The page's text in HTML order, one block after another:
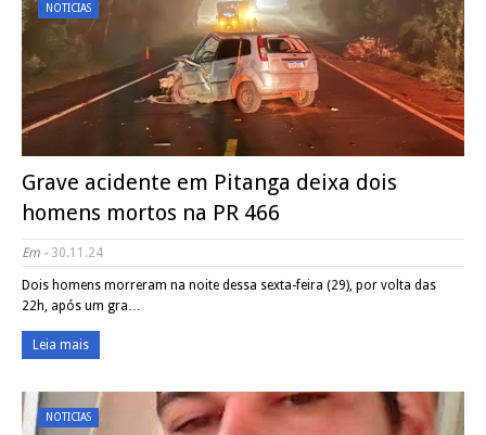
NOTICIAS
Grave acidente em Pitanga deixa dois
homens mortos na PR 466
Em - 30.11.24
Dois homens morreram na noite dessa sexta-feira (29), por volta das
22h, após um gra…
Leia mais
NOTICIAS